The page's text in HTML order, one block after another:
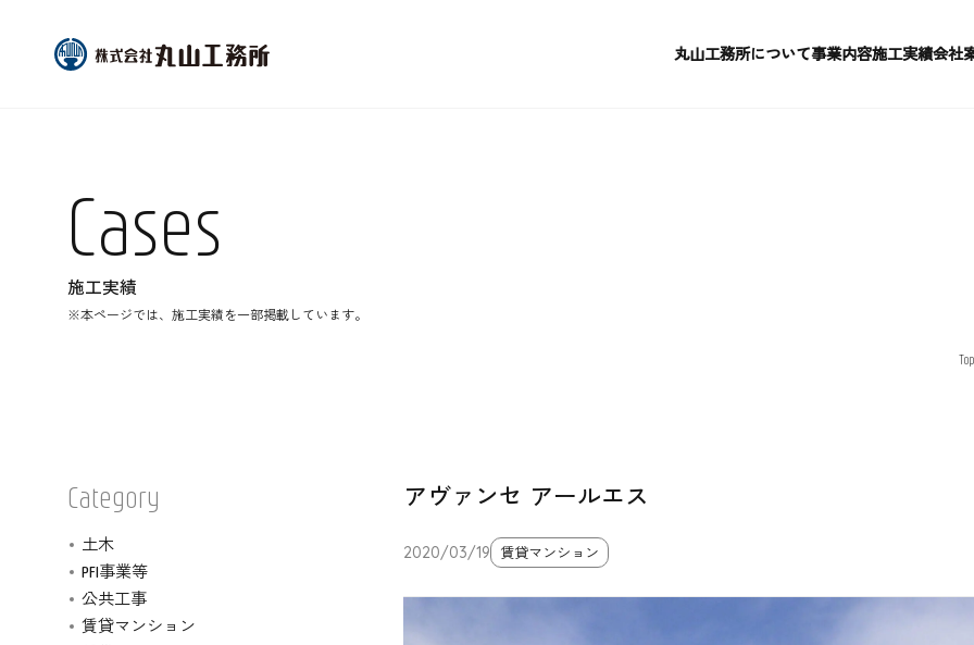
丸山工務所について事業内容施工実績会社
施工実績
Cases
※本ページでは、施工実績を一部掲載しています。
アヴァンセ アールエス
2020/03/19 賃貸マンション
Category
土木
PFI事業等
公共工事
賃貸マンション